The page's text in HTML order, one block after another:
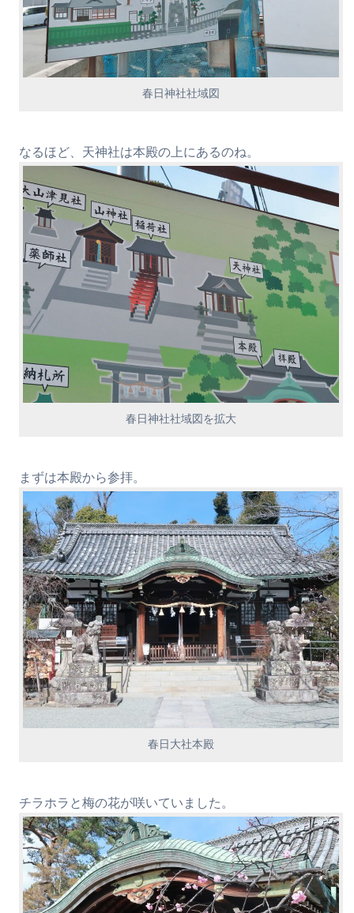
春日神社社域図
なるほど、天神社は本殿の上にあるのね。
春日神社社域図を拡大
まずは本殿から参拝。
春日大社本殿
チラホラと梅の花が咲いていました。